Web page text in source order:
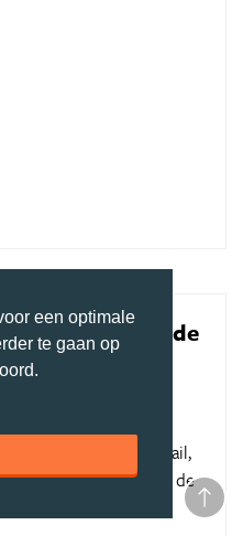
een optimale
te gaan op
westen van de
2016)
op 06 november 2017
telefonisch, via de mail,
bij Travelhome op de